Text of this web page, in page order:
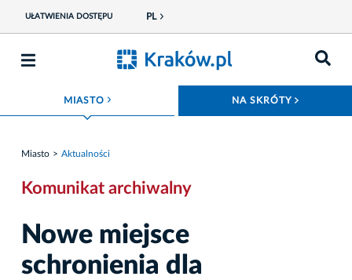
UŁATWIENIA DOSTĘPU PL
MIASTO ROZWIŃ MENU NA SKRÓTY
Miasto Aktualności
Komunikat archiwalny
Nowe miejsce
schronienia dla